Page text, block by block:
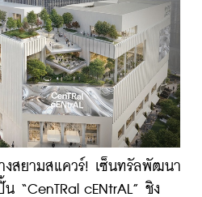
สยามสแควร์! เซ็นทรัลพัฒนา
“CenTRal cENtrAL” ชิง